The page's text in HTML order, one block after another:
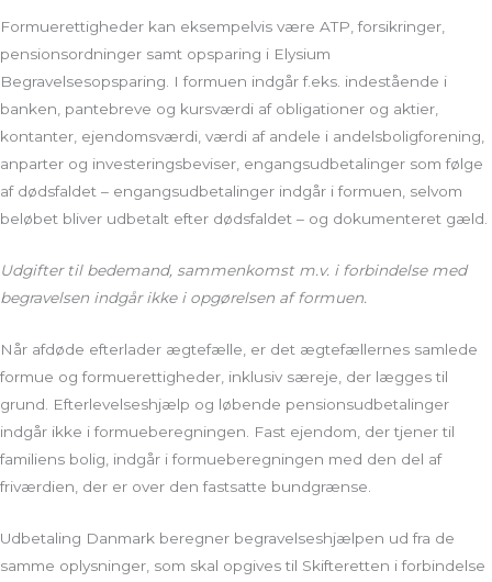
Formuerettigheder kan eksempelvis være ATP, forsikringer,
pensionsordninger samt opsparing i Elysium
Begravelsesopsparing. I formuen indgår f.eks. indestående i
banken, pantebreve og kursværdi af obligationer og aktier,
kontanter, ejendomsværdi, værdi af andele i andelsboligforening,
anparter og investeringsbeviser, engangsudbetalinger som følge
af dødsfaldet – engangsudbetalinger indgår i formuen, selvom
beløbet bliver udbetalt efter dødsfaldet – og dokumenteret gæld.
Udgifter til bedemand, sammenkomst m.v. i forbindelse med
begravelsen indgår ikke i opgørelsen af formuen.
Når afdøde efterlader ægtefælle, er det ægtefællernes samlede
formue og formuerettigheder, inklusiv særeje, der lægges til
grund. Efterlevelseshjælp og løbende pensionsudbetalinger
indgår ikke i formueberegningen. Fast ejendom, der tjener til
familiens bolig, indgår i formueberegningen med den del af
friværdien, der er over den fastsatte bundgrænse.
Udbetaling Danmark beregner begravelseshjælpen ud fra de
samme oplysninger, som skal opgives til Skifteretten i forbindelse